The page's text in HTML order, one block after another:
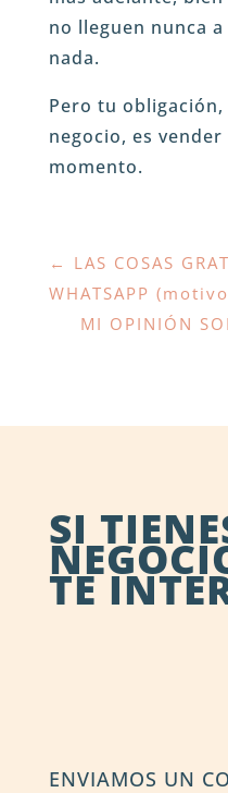
no lleguen nunca
nada.
Pero tu
negocio, es
momento.
← LAS COSAS
WHATSAPP
MI OPINIÓN
SI
TE
ENVIAMOS UN